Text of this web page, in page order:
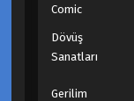
Comic
Dövüş
Sanatları
Gerilim